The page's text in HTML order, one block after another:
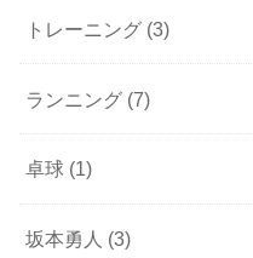
トレーニング (3)
ランニング (7)
卓球 (1)
坂本勇人 (3)